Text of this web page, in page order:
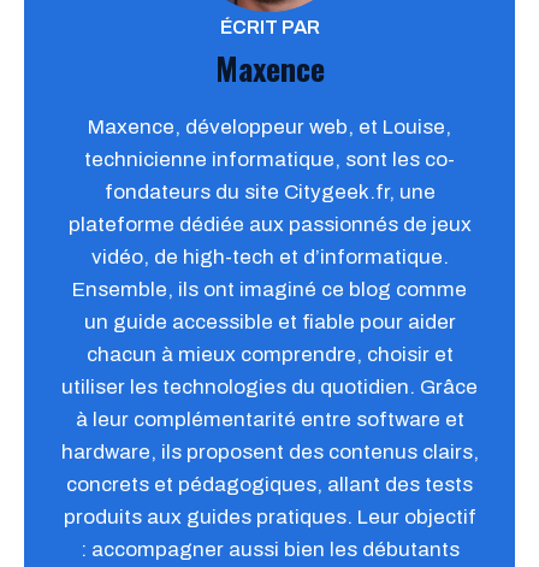
ÉCRIT PAR
Maxence
Maxence, développeur web, et Louise,
technicienne informatique, sont les co-
fondateurs du site Citygeek.fr, une
plateforme dédiée aux passionnés de jeux
vidéo, de high-tech et d’informatique.
Ensemble, ils ont imaginé ce blog comme
un guide accessible et fiable pour aider
chacun à mieux comprendre, choisir et
utiliser les technologies du quotidien. Grâce
à leur complémentarité entre software et
hardware, ils proposent des contenus clairs,
concrets et pédagogiques, allant des tests
produits aux guides pratiques. Leur objectif
: accompagner aussi bien les débutants